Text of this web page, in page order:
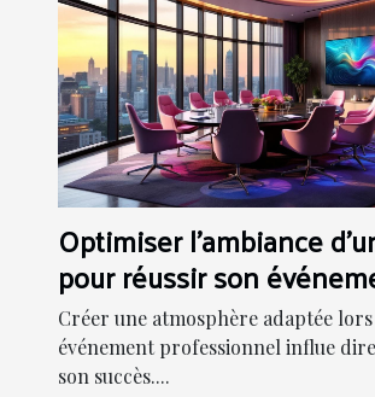
Optimiser l'ambiance
pour réussir son
professionnel
Créer une atmosphère adaptée lors
événement professionnel influe
son succès....